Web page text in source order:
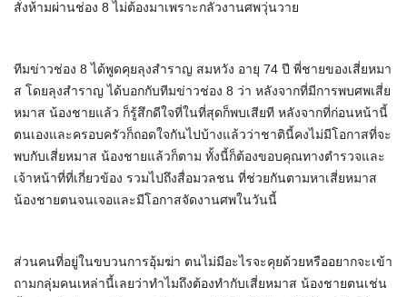
สั่งห้ามผ่านช่อง 8 ไม่ต้องมาเพราะกลัวงานศพวุ่นวาย
ทีมข่าวช่อง 8 ได้พูดคุยลุงสำราญ สมหวัง อายุ 74 ปี พี่ชายของเสี่ยหมา
ส โดยลุงสำราญ ได้บอกกับทีมข่าวช่อง 8 ว่า หลังจากที่มีการพบศพเสี่ย
หมาส น้องชายแล้ว ก็รู้สึกดีใจที่ในที่สุดก็พบเสียที หลังจากที่ก่อนหน้านี้
ตนเองและครอบครัวก็ถอดใจกันไปบ้างแล้วว่าชาตินี้คงไม่มีโอกาสที่จะ
พบกับเสี่ยหมาส น้องชายแล้วก็ตาม ทั้งนี้ก็ต้องขอบคุณทางตำรวจและ
เจ้าหน้าที่ที่เกี่ยวข้อง รวมไปถึงสื่อมวลชน ที่ช่วยกันตามหาเสี่ยหมาส
น้องชายตนจนเจอและมีโอกาสจัดงานศพในวันนี้
ส่วนคนที่อยู่ในขบวนการอุ้มฆ่า ตนไม่มีอะไรจะคุยด้วยหรืออยากจะเข้า
ถามกลุ่มคนเหล่านี้เลยว่าทำไมถึงต้องทำกับเสี่ยหมาส น้องชายตนเช่น